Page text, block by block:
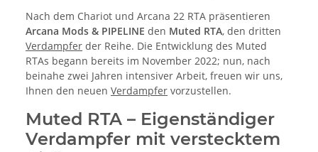
Nach dem Chariot und Arcana 22 RTA präsentieren
Arcana Mods & PIPELINE den Muted RTA, den dritten
Verdampfer der Reihe. Die Entwicklung des Muted
RTAs begann bereits im November 2022; nun, nach
beinahe zwei Jahren intensiver Arbeit, freuen wir uns,
Ihnen den neuen Verdampfer vorzustellen.
Muted RTA – Eigenständiger
Verdampfer mit verstecktem